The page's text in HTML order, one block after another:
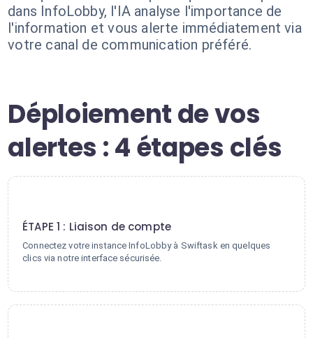
dans InfoLobby, l'IA analyse l'importance de
l'information et vous alerte immédiatement via
votre canal de communication préféré.
Déploiement de vos
alertes : 4 étapes clés
ÉTAPE 1 : Liaison de compte
Connectez votre instance InfoLobby à Swiftask en quelques
clics via notre interface sécurisée.